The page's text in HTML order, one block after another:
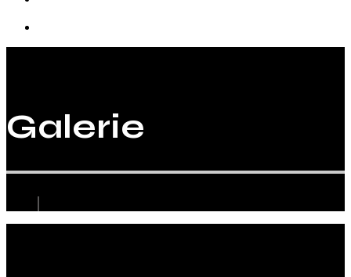
Galerie